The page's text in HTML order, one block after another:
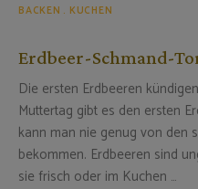
BACKEN KUCHEN
Erdbeer-Schmand-
Die ersten Erdbeeren
Muttertag gibt es den ersten
kann man nie genug von den
bekommen. Erdbeeren sind
sie frisch oder im Kuchen …